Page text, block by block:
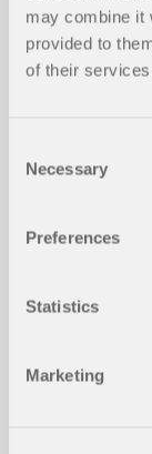
may combine it
provided to
of their
Selection
Necessary
Preferences
Statistics
Marketing
u
funguje